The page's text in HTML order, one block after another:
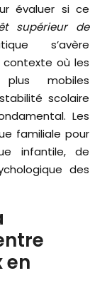
évaluer si ce
supérieur de
s’avère
contexte où les
mobiles
scolaire
Les
familiale pour
infantile, de
des
en